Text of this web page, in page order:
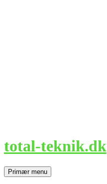
total-teknik.dk
SøgPrimær menu